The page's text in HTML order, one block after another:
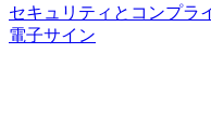
セキュリティとコンプラ
電子サイン